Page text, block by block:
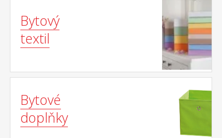
Bytový
textil
Bytové
doplňky